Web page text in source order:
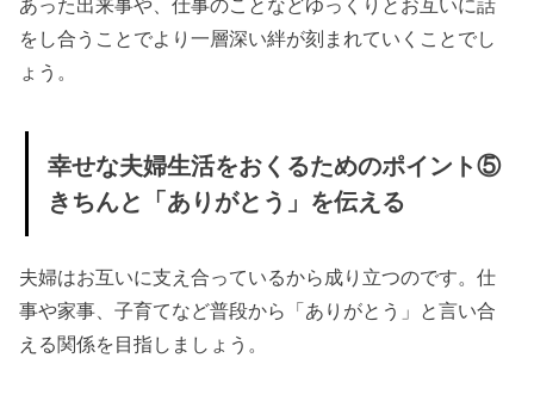
あった出来事や、仕事のことなどゆっくりとお互いに話
をし合うことでより一層深い絆が刻まれていくことでし
ょう。
幸せな夫婦生活をおくるためのポイント⑤
きちんと「ありがとう」を伝える
夫婦はお互いに支え合っているから成り立つのです。仕
事や家事、子育てなど普段から「ありがとう」と言い合
える関係を目指しましょう。